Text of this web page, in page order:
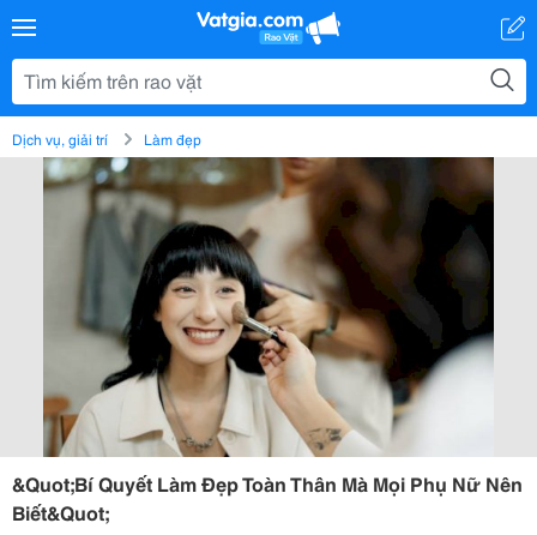
Dịch vụ, giải trí Làm đẹp
&Quot;Bí Quyết Làm Đẹp Toàn Thân Mà Mọi Phụ Nữ Nên
Biết&Quot;